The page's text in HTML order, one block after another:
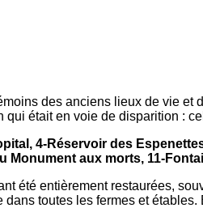
des anciens lieux de vie et
était en voie de disparition :
4-Réservoir des
aux morts, 11-
été entièrement restaurées,
toutes les fermes et